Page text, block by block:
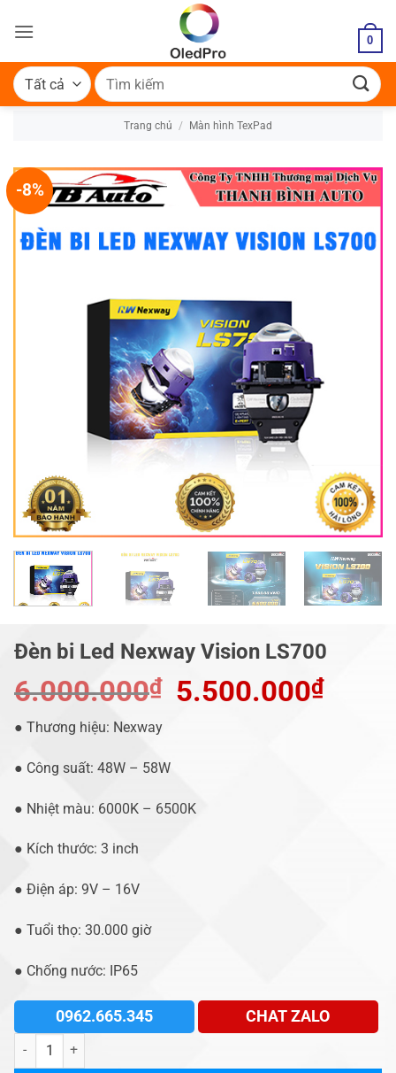
qua
dung
0
Tìm
kiếm:
Trang chủ / Màn hình TexPad
-8%
Đèn bi Led Nexway Vision LS700
6.000.000₫
Giá
gốc
5.500.000₫Giá
● Thương hiệu: Nexway
● Công suất: 48W – 58W
● Nhiệt màu: 6000K – 6500K
● Kích thước: 3 inch
● Điện áp: 9V – 16V
● Tuổi thọ: 30.000 giờ
● Chống nước: IP65
0962.665.345 CHAT ZALO
Đèn bi Led Nexway Vision LS700 số lượng